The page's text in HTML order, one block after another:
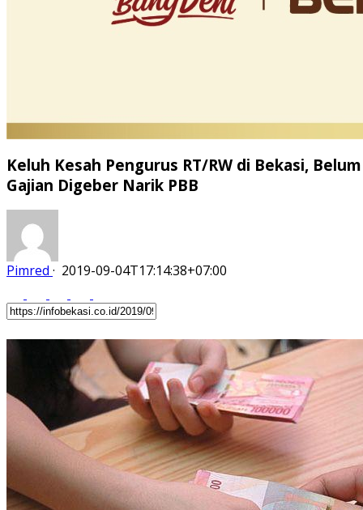
Keluh Kesah Pengurus RT/RW di Bekasi, Belum
Gajian Digeber Narik PBB
Pimred · 2019-09-04T17:14:38+07:00